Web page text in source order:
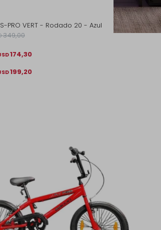
PRO VERT - Rodado 20 - Azul
349,00
174,30
199,20